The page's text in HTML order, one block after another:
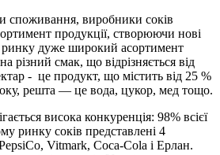
споживання, виробники соків
продукції, створюючи нові
ринку дуже широкий асортимент
різний смак, що відрізняється від
- це продукт, що містить від 25 %
решта — це вода, цукор, мед тощо.
висока конкуренція: 98% всієї
ринку соків представлені 4
Vitmark, Coca-Cola і Ерлан.